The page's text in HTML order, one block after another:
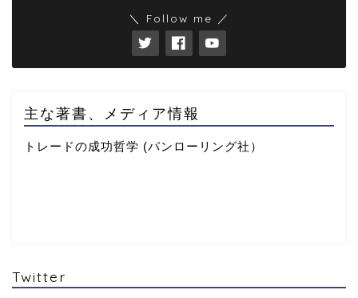
＼ Follow me ／
主な著書、メディア情報
トレードの成功哲学 (パンローリング社）
Twitter